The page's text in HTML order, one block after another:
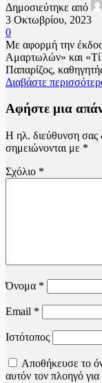
Δημοσιεύτηκε από
3 Οκτωβρίου, 2023
0
Με αφορμή την
Αμαρτωλών» και
Παπαρίζος,
Διαβάστε
Αφήστε μια
Η ηλ. διεύθυνση σας
σημειώνονται με *
Σχόλιο *
Όνομα *
Email *
Ιστότοπος
Αποθήκευσε το
αυτόν τον πλοηγό